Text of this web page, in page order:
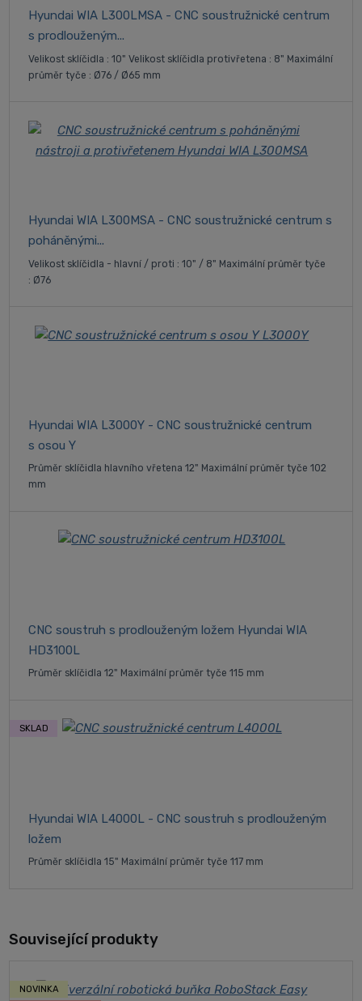
Hyundai WIA L300LMSA - CNC soustružnické centrum
s prodlouženým...
Velikost sklíčidla : 10" Velikost sklíčidla protivřetena : 8" Maximální
průměr tyče : Ø76 / Ø65 mm
Hyundai WIA L300MSA - CNC soustružnické centrum s
poháněnými...
Velikost sklíčidla - hlavní / proti : 10" / 8" Maximální průměr tyče
: Ø76
Hyundai WIA L3000Y - CNC soustružnické centrum
s osou Y
Průměr sklíčidla hlavního vřetena 12" Maximální průměr tyče 102
mm
CNC soustruh s prodlouženým ložem Hyundai WIA
HD3100L
Průměr sklíčidla 12" Maximální průměr tyče 115 mm
Hyundai WIA L4000L - CNC soustruh s prodlouženým
ložem
Průměr sklíčidla 15" Maximální průměr tyče 117 mm
SKLAD
Související produkty
NOVINKA